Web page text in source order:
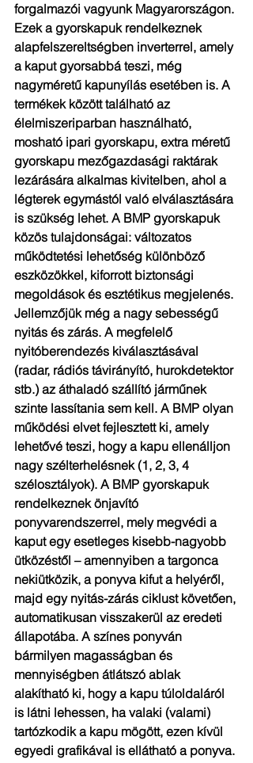
forgalmazói vagyunk Magyarországon.
Ezek a gyorskapuk rendelkeznek
alapfelszereltségben inverterrel, amely
a kaput gyorsabbá teszi, még
nagyméretű kapunyílás esetében is. A
termékek között található az
élelmiszeriparban használható,
mosható ipari gyorskapu, extra méretű
gyorskapu mezőgazdasági raktárak
lezárására alkalmas kivitelben, ahol a
légterek egymástól való elválasztására
is szükség lehet. A BMP gyorskapuk
közös tulajdonságai: változatos
működtetési lehetőség különböző
eszközökkel, kiforrott biztonsági
megoldások és esztétikus megjelenés.
Jellemzőjük még a nagy sebességű
nyitás és zárás. A megfelelő
nyitóberendezés kiválasztásával
(radar, rádiós távirányító, hurokdetektor
stb.) az áthaladó szállító járműnek
szinte lassítania sem kell. A BMP olyan
működési elvet fejlesztett ki, amely
lehetővé teszi, hogy a kapu ellenálljon
nagy szélterhelésnek (1, 2, 3, 4
szélosztályok). A BMP gyorskapuk
rendelkeznek önjavító
ponyvarendszerrel, mely megvédi a
kaput egy esetleges kisebb-nagyobb
ütközéstől – amennyiben a targonca
nekiütközik, a ponyva kifut a helyéről,
majd egy nyitás-zárás ciklust követően,
automatikusan visszakerül az eredeti
állapotába. A színes ponyván
bármilyen magasságban és
mennyiségben átlátszó ablak
alakítható ki, hogy a kapu túloldaláról
is látni lehessen, ha valaki (valami)
tartózkodik a kapu mögött, ezen kívül
egyedi grafikával is ellátható a ponyva.